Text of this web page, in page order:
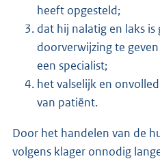
heeft opgesteld;
dat hij nalatig en laks is
doorverwijzing te
een specialist;
het valselijk en
van patiënt.
Door het handelen van de
volgens klager onnodig